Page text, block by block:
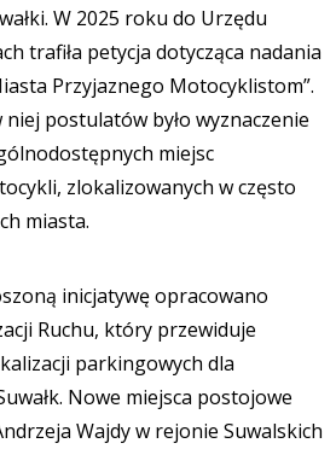
W 2025 roku do Urzędu
trafiła petycja dotycząca nadania
Przyjaznego Motocyklistom”.
niej postulatów było wyznaczenie
miejsc
zlokalizowanych w często
miasta.
inicjatywę opracowano
Ruchu, który przewiduje
parkingowych dla
Nowe miejsca postojowe
Wajdy w rejonie Suwalskich